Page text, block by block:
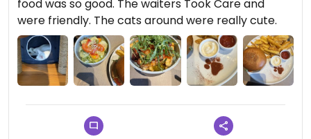
food was so good. The waiters Took Care and
were friendly. The cats around were really cute.